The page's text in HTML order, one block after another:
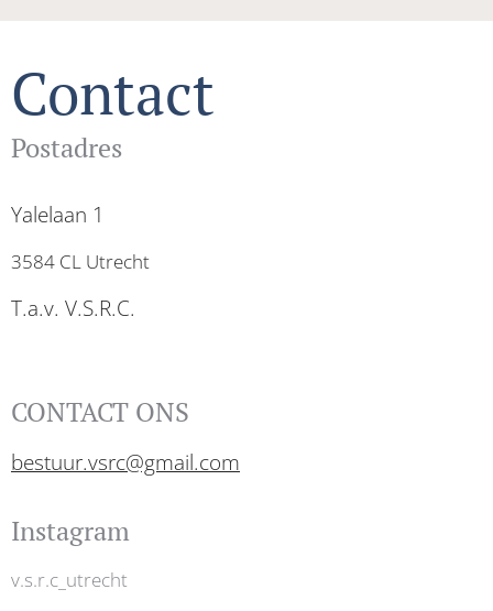
Contact
Postadres
Yalelaan 1
3584 CL Utrecht
T.a.v. V.S.R.C.
CONTACT ONS
bestuur.vsrc@gmail.com
Instagram
v.s.r.c_utrecht